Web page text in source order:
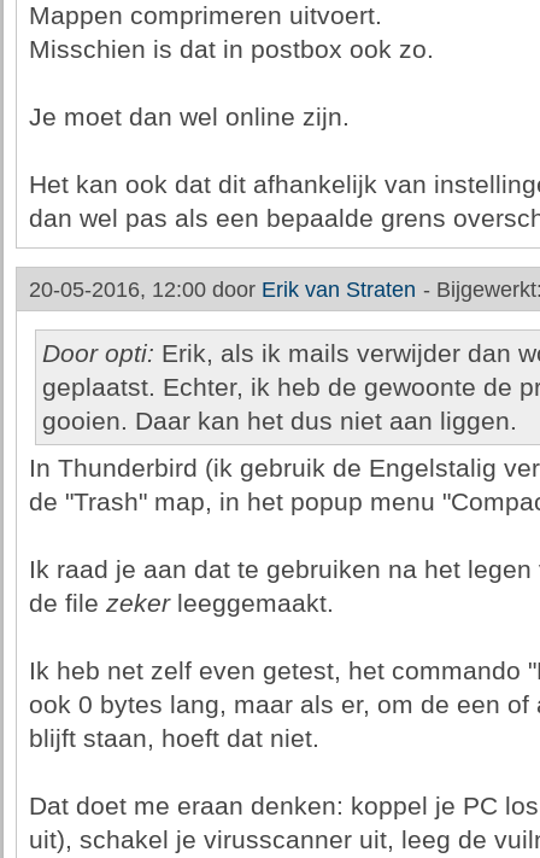
Mappen comprimeren uitvoert.
Misschien is dat in postbox ook zo.
Je moet dan wel online zijn.
Het kan ook dat dit afhankelijk van
dan wel pas als een bepaalde grens
20-05-2016, 12:00 door Erik van Straten -
Door opti: Erik, als ik mails verwijder dan
geplaatst. Echter, ik heb de gewoonte de
gooien. Daar kan het dus niet aan liggen.
In Thunderbird (ik gebruik de Engelstalig
de "Trash" map, in het popup menu
Ik raad je aan dat te gebruiken na het
de file zekerleeggemaakt.
Ik heb net zelf even getest, het commando
ook 0 bytes lang, maar als er, om de een
blijft staan, hoeft dat niet.
Dat doet me eraan denken: koppel je PC
uit), schakel je virusscanner uit, leeg de